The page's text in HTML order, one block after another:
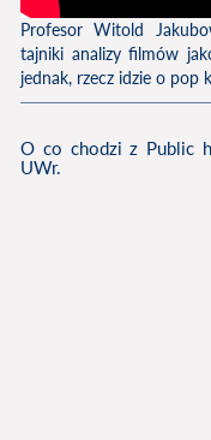
Profesor Witold
tajniki analizy filmów
jednak, rzecz idzie o pop
O co chodzi z Public
UWr.